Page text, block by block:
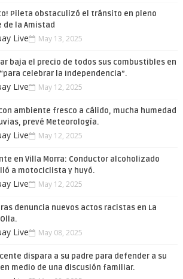
Pileta obstaculizó el tránsito en pleno
de la Amistad
Live May 13, 2025
baja el precio de todos sus combustibles en
celebrar la Independencia”.
Live May 12, 2025
ambiente fresco a cálido, mucha humedad
prevé Meteorología.
Live May 12, 2025
en Villa Morra: Conductor alcoholizado
a motociclista y huyó.
Live May 12, 2025
denuncia nuevos actos racistas en La
Live May 08, 2025
dispara a su padre para defender a su
medio de una discusión familiar.